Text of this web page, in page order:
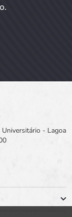
- Lagoa